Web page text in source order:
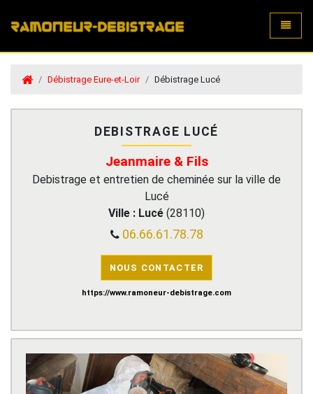
Débistrage Eure-et-Loir Débistrage Lucé
DEBISTRAGE LUCÉ
Jeanmaire & Fils
Debistrage et entretien de cheminée sur la ville de
Lucé
Ville : Lucé (28110)
06.66.61.78.78
NOUS CONTACTER
https://www.ramoneur-debistrage.com